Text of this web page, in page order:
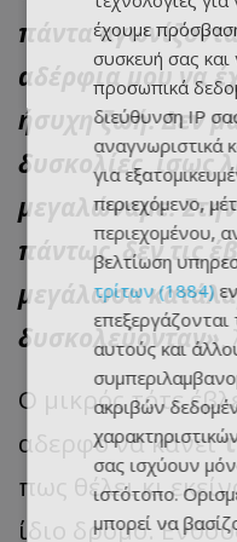
πάντα
αδέρφια μου να
ήσυχη ζωή. Δεν
δυσκολίες, ίσως
μεγαλώναμε.
πάντως δεν τις
μεγάλωσα
δυσκολεύονταν»,
Ο μικρός τότε
αδερφό να κάνει
πως θέλει κι
ίδιο δρόμο.
έχουμε
συσκευή σας
προσωπικά
διεύθυνση IP
αναγνωριστικά
για
περιεχόμενο,
περιεχομένου,
βελτίωση
τρίτων (1884)
αυτούς και
ακριβών
σας ισχύουν
ιστότοπο.
μπορεί να